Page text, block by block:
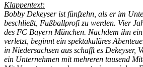
Klappentext:
Bobby Dekeyser ist fünfzehn, als er im
beschließt, Fußballprofi zu werden. Vier
des FC Bayern München. Nachdem ihn
verletzt, beginnt ein spektakuläres
in Niedersachsen aus schafft es Dekeyser,
ein Unternehmen mit mehreren tausend